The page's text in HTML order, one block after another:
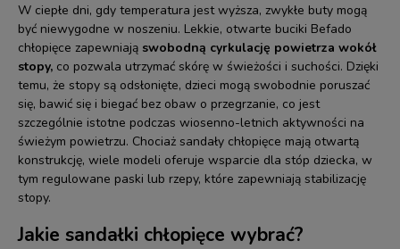
W ciepłe dni, gdy temperatura jest wyższa, zwykłe buty mogą
być niewygodne w noszeniu. Lekkie, otwarte buciki Befado
chłopięce zapewniają swobodną cyrkulację powietrza wokół
stopy, co pozwala utrzymać skórę w świeżości i suchości. Dzięki
temu, że stopy są odsłonięte, dzieci mogą swobodnie poruszać
się, bawić się i biegać bez obaw o przegrzanie, co jest
szczególnie istotne podczas wiosenno-letnich aktywności na
świeżym powietrzu. Chociaż sandały chłopięce mają otwartą
konstrukcję, wiele modeli oferuje wsparcie dla stóp dziecka, w
tym regulowane paski lub rzepy, które zapewniają stabilizację
stopy.
Jakie sandałki chłopięce wybrać?